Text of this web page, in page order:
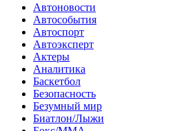
Автоновости
Автособытия
Автоспорт
Автоэксперт
Актеры
Аналитика
Баскетбол
Безопасность
Безумный мир
Биатлон/Лыжи